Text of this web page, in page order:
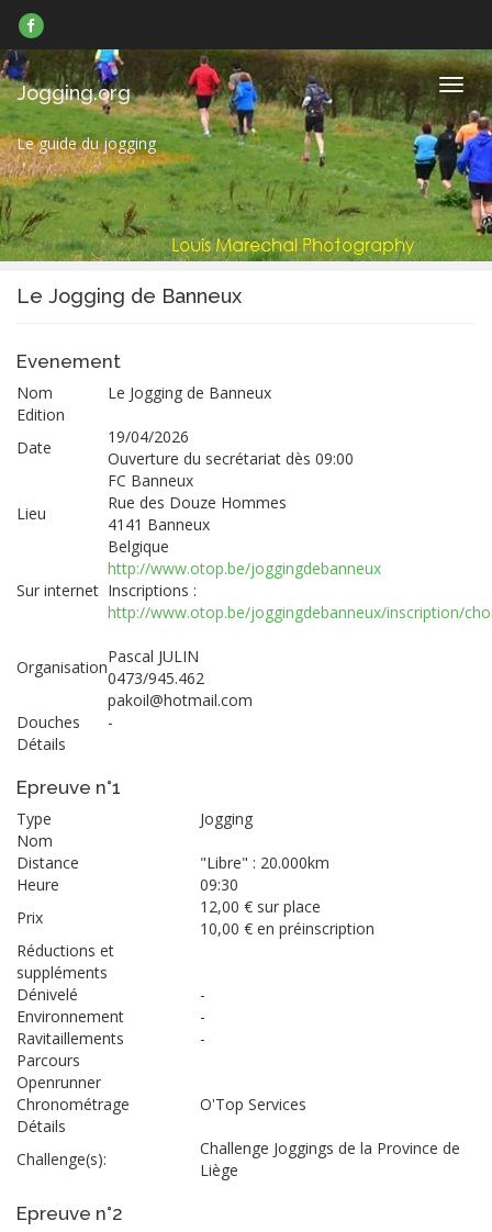
sur
Facebook
Jogging.org
Le guide du jogging
Le Jogging de Banneux
Evenement
Nom
Le Jogging de Banneux
Edition
Date
19/04/2026
Ouverture du secrétariat dès 09:00
Lieu
FC Banneux
Rue des Douze Hommes
4141 Banneux
Belgique
Sur internet
http://www.otop.be/joggingdebanneux
Inscriptions :
http://www.otop.be/joggingdebanneux/inscription/
Organisation
Pascal JULIN
0473/945.462
pakoil@hotmail.com
Douches
-
Détails
Epreuve n°1
Type
Jogging
Nom
Distance
"Libre" : 20.000km
Heure
09:30
Prix
12,00 € sur place
10,00 € en préinscription
Réductions et
suppléments
Dénivelé
-
Environnement
-
Ravitaillements
-
Parcours
Openrunner
Chronométrage
O'Top Services
Détails
Challenge(s):
Challenge Joggings de la Province de
Liège
Epreuve n°2